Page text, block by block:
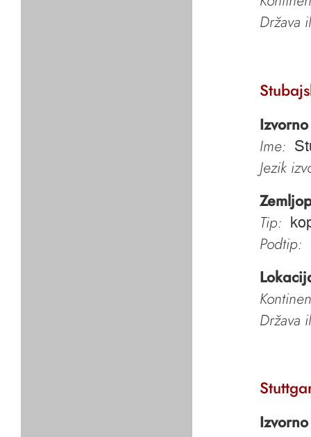
Država
Ime:
Jezik
Tip:
Podtip:
Država